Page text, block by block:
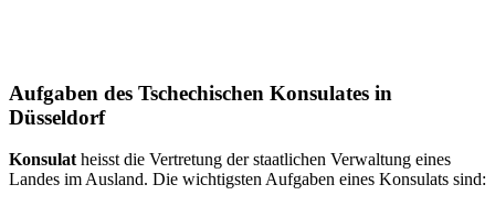
Aufgaben des Tschechischen Konsulates in
Düsseldorf
Konsulatheisst die Vertretung der staatlichen Verwaltung eines
Landes im Ausland. Die wichtigsten Aufgaben eines Konsulats sind: